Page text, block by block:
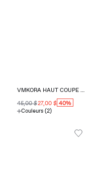
45,00 $27,00 $ 40%
Couleurs (2)